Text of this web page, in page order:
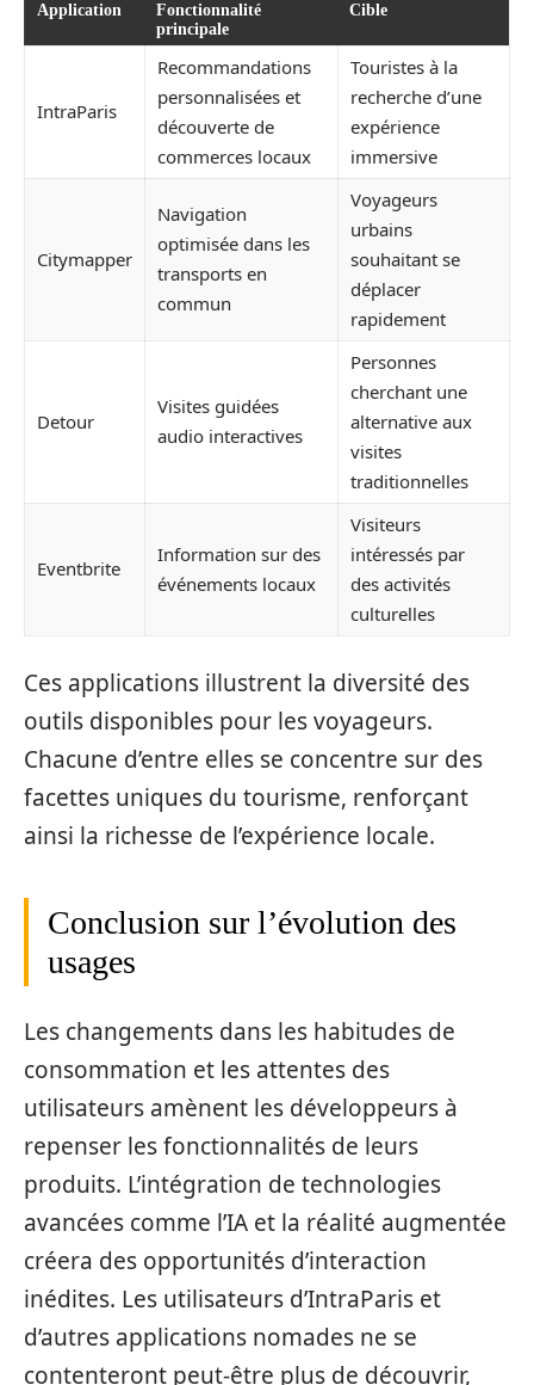
Application
Fonctionnalité
principale
Cible
IntraParis
Recommandations
personnalisées et
découverte de
commerces locaux
Touristes à la
recherche d’une
expérience
immersive
Citymapper
Navigation
optimisée dans les
transports en
commun
Voyageurs
urbains
souhaitant se
déplacer
rapidement
Detour
Visites guidées
audio interactives
Personnes
cherchant une
alternative aux
visites
traditionnelles
Eventbrite
Information sur des
événements locaux
Visiteurs
intéressés par
des activités
culturelles
Ces applications illustrent la diversité des
outils disponibles pour les voyageurs.
Chacune d’entre elles se concentre sur des
facettes uniques du tourisme, renforçant
ainsi la richesse de l’expérience locale.
Conclusion sur l’évolution des
usages
Les changements dans les habitudes de
consommation et les attentes des
utilisateurs amènent les développeurs à
repenser les fonctionnalités de leurs
produits. L’intégration de technologies
avancées comme l’IA et la réalité augmentée
créera des opportunités d’interaction
inédites. Les utilisateurs d’IntraParis et
d’autres applications nomades ne se
contenteront peut-être plus de découvrir,